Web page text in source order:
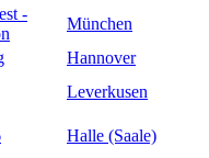
-
München
Hannover
Leverkusen
Halle (Saale)